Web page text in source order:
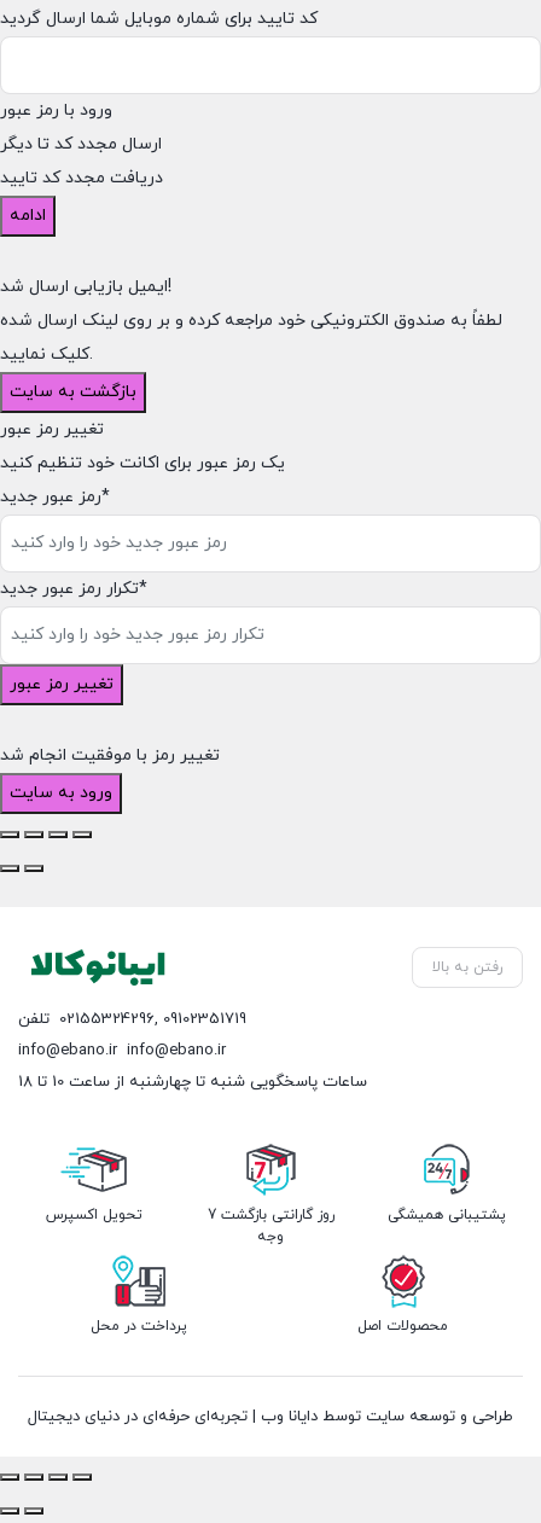
کد تایید برای شماره موبایل شما ارسال گردید
ورود با رمز عبور
ارسال مجدد کد تا دیگر
دریافت مجدد کد تایید
ادامه
ایمیل بازیابی ارسال شد!
لطفاً به صندوق الکترونیکی خود مراجعه کرده و بر روی لینک ارسال شده
کلیک نمایید.
بازگشت به سایت
تغییر رمز عبور
یک رمز عبور برای اکانت خود تنظیم کنید
رمز عبور جدید*
تکرار رمز عبور جدید*
تغییر رمز عبور
تغییر رمز با موفقیت انجام شد
ورود به سایت
رفتن به بالا
02155324296, 09102351719
info@ebano.ir info@ebano.ir
ساعات پاسخگویی شنبه تا چهارشنبه از ساعت 10 تا 18
تحویل اکسپرس
7 روز گارانتی بازگشت
وجه
پشتیبانی همیشگی
پرداخت در محل محصولات اصل
طراحی و توسعه سایت توسط دایانا وب | تجربه‌ای حرفه‌ای در دنیای دیجیتال